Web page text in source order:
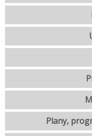
Plany,